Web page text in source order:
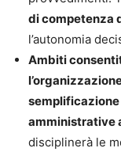
Contenuti
pratiche e
successivi
Caratteristiche
Autrice:
di competenza
l’autonomia
Ambiti
amministrative
disciplinerà le